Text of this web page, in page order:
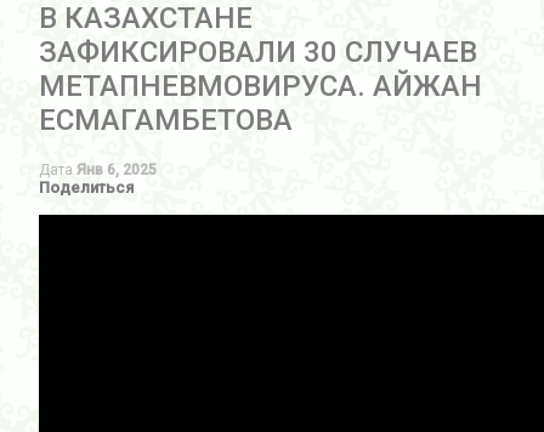
В КАЗАХСТАНЕ
ЗАФИКСИРОВАЛИ 30 СЛУЧАЕВ
МЕТАПНЕВМОВИРУСА. АЙЖАН
ЕСМАГАМБЕТОВА
Дата Янв 6, 2025
Поделиться